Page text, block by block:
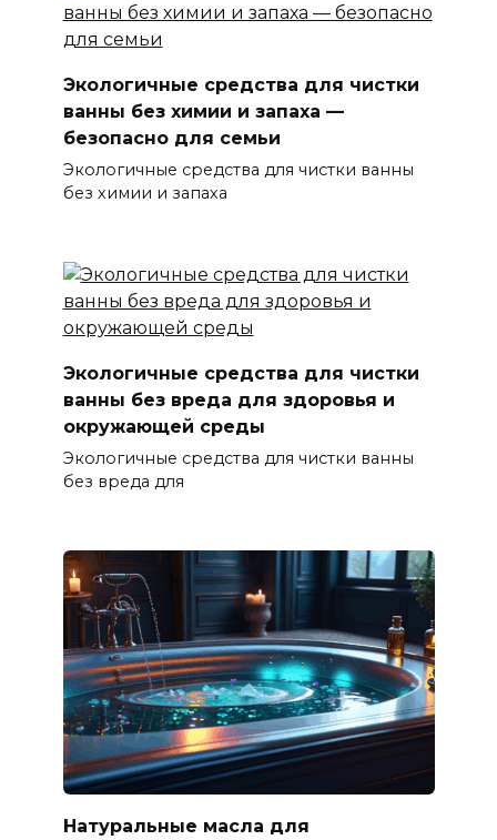
Экологичные средства для чистки
ванны без химии и запаха —
безопасно для семьи
Экологичные средства для чистки ванны
без химии и запаха
Экологичные средства для чистки
ванны без вреда для здоровья и
окружающей среды
Экологичные средства для чистки ванны
без вреда для
Натуральные масла для